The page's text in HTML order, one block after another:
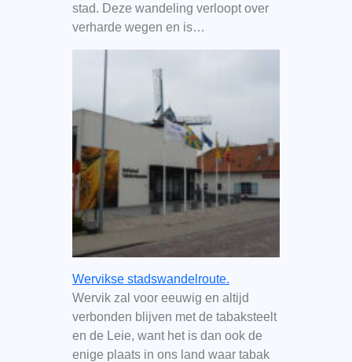
stad. Deze wandeling verloopt over
verharde wegen en is…
Wervikse stadswandelroute.
Wervik zal voor eeuwig en altijd
verbonden blijven met de tabaksteelt
en de Leie, want het is dan ook de
enige plaats in ons land waar tabak